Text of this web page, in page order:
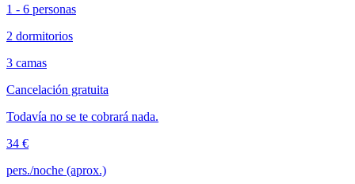
1 - 6 personas
2 dormitorios
3 camas
Cancelación gratuita
Todavía no se te cobrará nada.
34 €
pers./noche (aprox.)